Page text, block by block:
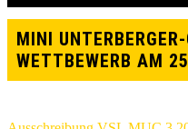
MINI
WETTBEWERB AM